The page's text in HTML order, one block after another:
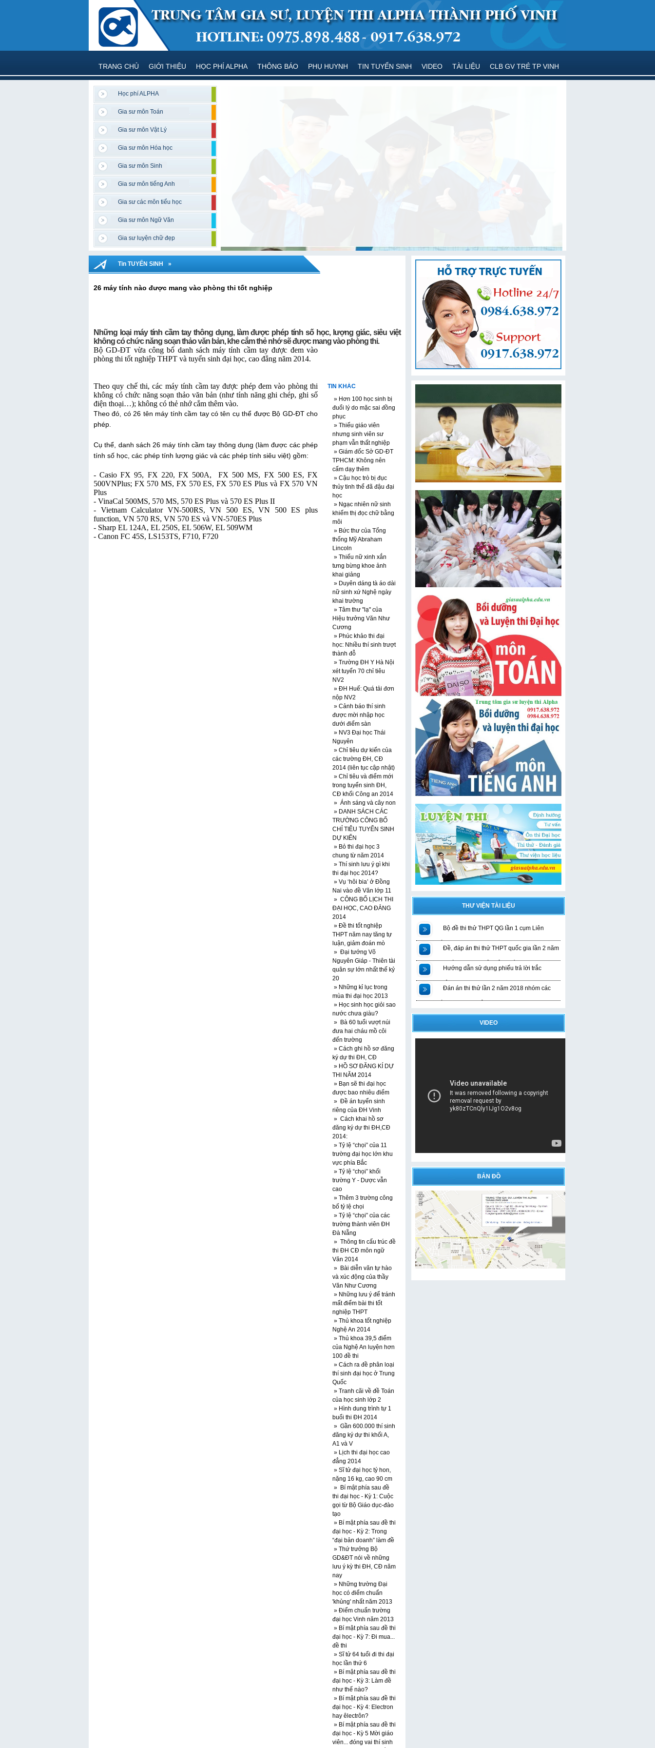
TRANG CHỦ GIỚI THIỆU HỌC PHÍ ALPHA THÔNG BÁO PHỤ HUYNH TIN TUYỂN SINH VIDEO TÀI LIỆU CLB GV TRẺ TP VINH
Học phí ALPHA
Gia sư môn Toán
Gia sư môn Vật Lý
Gia sư môn Hóa học
Gia sư môn Sinh
Gia sư môn tiếng Anh
Gia sư các môn tiểu học
Gia sư môn Ngữ Văn
Gia sư luyện chữ đẹp
Tin TUYỂN SINH »
26 máy tính nào được mang vào phòng thi tốt nghiệp
Những loại máy tính cầm tay thông dụng, làm được phép tính số học, lượng giác, siêu việt
không có chức năng soạn thảo văn bản, khe cắm thẻ nhớ sẽ được mang vào phòng thi.
Bộ GD-ĐT vừa công bố danh sách máy tính cầm tay được đem vào
phòng thi tốt nghiệp THPT và tuyển sinh đại học, cao đẳng năm 2014.
Theo quy chế thi, các máy tính cầm tay được phép đem vào phòng thi
không có chức năng soạn thảo văn bản (như tính năng ghi chép, ghi số
điện thoại…); không có thẻ nhớ cắm thêm vào.
Theo đó, có 26 tên máy tính cầm tay có tên cụ thể được Bộ GD-ĐT cho
phép.
Cụ thể, danh sách 26 máy tính cầm tay thông dụng (làm được các phép
tính số học, các phép tính lượng giác và các phép tính siêu việt) gồm:
- Casio FX 95, FX 220, FX 500A, FX 500 MS, FX 500 ES, FX
500VNPlus; FX 570 MS, FX 570 ES, FX 570 ES Plus và FX 570 VN
Plus
- VinaCal 500MS, 570 MS, 570 ES Plus và 570 ES Plus II
- Vietnam Calculator VN-500RS, VN 500 ES, VN 500 ES plus
function, VN 570 RS, VN 570 ES và VN-570ES Plus
- Sharp EL 124A, EL 250S, EL 506W, EL 509WM
- Canon FC 45S, LS153TS, F710, F720
TIN KHÁC
» Hơn 100 học sinh bị
đuổi lý do mặc sai đồng
phục
» Thiếu giáo viên
nhưng sinh viên sư
phạm vẫn thất nghiệp
» Giám đốc Sở GD-ĐT
TPHCM: Không nên
cấm dạy thêm
» Cậu học trò bị đục
thủy tinh thể đã đậu đại
học
» Ngạc nhiên nữ sinh
khiếm thị đọc chữ bằng
môi
» Bức thư của Tổng
thống Mỹ Abraham
Lincoln
» Thiếu nữ xinh xắn
tưng bừng khoe ảnh
khai giảng
» Duyên dáng tà áo dài
nữ sinh xứ Nghệ ngày
khai trường
» Tâm thư ''lạ'' của
Hiệu trưởng Văn Như
Cương
» Phúc khảo thi đại
học: Nhiều thí sinh trượt
thành đỗ
» Trường ĐH Y Hà Nội
xét tuyển 70 chỉ tiêu
NV2
» ĐH Huế: Quá tải đơn
nộp NV2
» Cảnh báo thí sinh
được mời nhập học
dưới điểm sàn
» NV3 Đại học Thái
Nguyên
» Chỉ tiêu dự kiến của
các trường ĐH, CĐ
2014 (liên tục cập nhật)
» Chỉ tiêu và điểm mới
trong tuyển sinh ĐH,
CĐ khối Công an 2014
» Ánh sáng và cây non
» DANH SÁCH CÁC
TRƯỜNG CÔNG BỐ
CHỈ TIÊU TUYỂN SINH
DỰ KIẾN
» Bỏ thi đại học 3
chung từ năm 2014
» Thí sinh lưu ý gì khi
thi đại học 2014?
» Vụ ‘hôi bia’ ở Đồng
Nai vào đề Văn lớp 11
» CÔNG BỐ LỊCH THI
ĐẠI HỌC, CAO ĐẲNG
2014
» Đề thi tốt nghiệp
THPT năm nay tăng tự
luận, giảm đoán mò
» Đại tướng Võ
Nguyên Giáp - Thiên tài
quân sự lớn nhất thế kỷ
20
» Những kỉ lục trong
mùa thi đại học 2013
» Học sinh học giỏi sao
nước chưa giàu?
» Bà 60 tuổi vượt núi
đưa hai cháu mồ côi
đến trường
» Cách ghi hồ sơ đăng
ký dự thi ĐH, CĐ
» HỒ SƠ ĐĂNG KÍ DỰ
THI NĂM 2014
» Bạn sẽ thi đại học
được bao nhiêu điểm
» Đề án tuyển sinh
riêng của ĐH Vinh
» Cách khai hồ sơ
đăng ký dự thi ĐH,CĐ
2014:
» Tỷ lệ “chọi” của 11
trường đại học lớn khu
vực phía Bắc
» Tỷ lệ “chọi” khối
trường Y - Dược vẫn
cao
» Thêm 3 trường công
bố tỷ lệ chọi
» Tỷ lệ “chọi” của các
trường thành viên ĐH
Đà Nẵng
» Thông tin cấu trúc đề
thi ĐH CĐ môn ngữ
Văn 2014
» Bài diễn văn tự hào
và xúc động của thầy
Văn Như Cương
» Những lưu ý để tránh
mất điểm bài thi tốt
nghiệp THPT
» Thủ khoa tốt nghiệp
Nghệ An 2014
» Thủ khoa 39,5 điểm
của Nghệ An luyện hơn
100 đề thi
» Cách ra đề phân loại
thí sinh đại học ở Trung
Quốc
» Tranh cãi về đề Toán
của học sinh lớp 2
» Hình dung trình tự 1
buổi thi ĐH 2014
» Gần 600.000 thí sinh
đăng ký dự thi khối A,
A1 và V
» Lịch thi đại học cao
đẳng 2014
» Sĩ tử đại học tý hon,
nặng 16 kg, cao 90 cm
» Bí mật phía sau đề
thi đại học - Kỳ 1: Cuộc
gọi từ Bộ Giáo dục-đào
tạo
» Bí mật phía sau đề thi
đại học - Kỳ 2: Trong
“đại bản doanh” làm đề
» Thứ trưởng Bộ
GD&ĐT nói về những
lưu ý kỳ thi ĐH, CĐ năm
nay
» Những trường Đại
học có điểm chuẩn
'khủng' nhất năm 2013
» Điểm chuẩn trường
đại học Vinh năm 2013
» Bí mật phía sau đề thi
đại học - Kỳ 7: Đi mua...
đề thi
» Sĩ tử 64 tuổi đi thi đại
học lần thứ 6
» Bí mật phía sau đề thi
đại học - Kỳ 3: Làm đề
như thế nào?
» Bí mật phía sau đề thi
đại học - Kỳ 4: Electron
hay êlectrôn?
» Bí mật phía sau đề thi
đại học - Kỳ 5 Mời giáo
viên... đóng vai thí sinh
THƯ VIỆN TÀI LIỆU
Bộ đề thi thử THPT QG lần 1 cụm Liên
trường
Đề, đáp án thi thử THPT quốc gia lần 2 năm
2019 bài thi KHTN của liên trường
Hướng dẫn sử dụng phiếu trả lời trắc
nghiệm
Đán án thi thử lần 2 năm 2018 nhóm các
trường THPT Nghệ An
VIDEO
BẢN ĐỒ